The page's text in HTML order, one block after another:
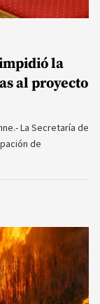
la
al proyecto
La Secretaría de
de